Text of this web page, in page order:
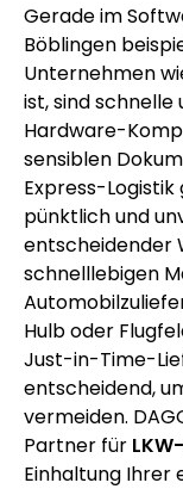
Gerade im
Böblingen
Unternehmen
ist, sind schnelle
Hardware-
sensiblen
Express-
pünktlich und
entscheidender
schnelllebigen
Hulb oder
Just-in-Time-
entscheidend,
vermeiden.
Partner für
Einhaltung Ihrer